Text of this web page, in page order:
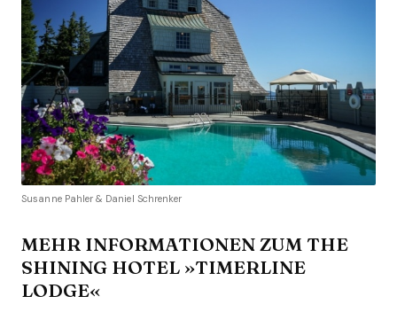
Susanne Pahler & Daniel Schrenker
MEHR INFORMATIONEN ZUM THE
SHINING HOTEL »TIMERLINE
LODGE«